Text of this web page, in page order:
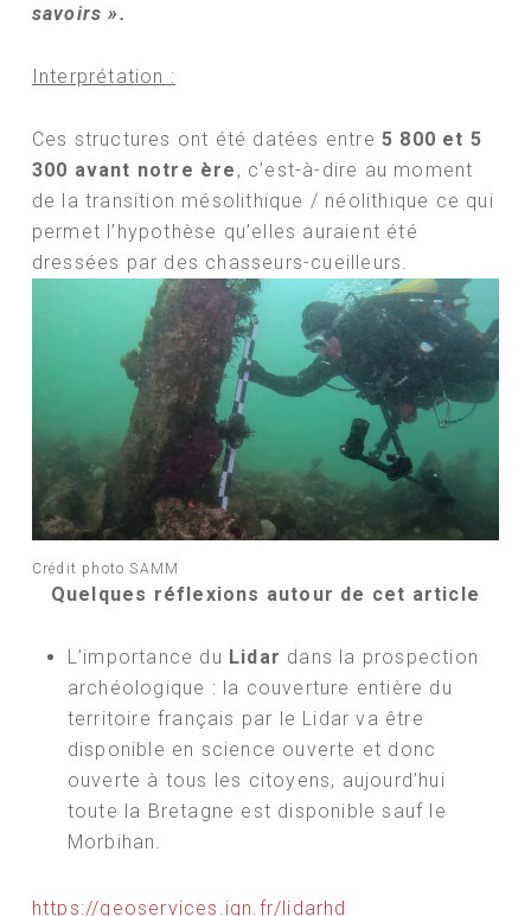
savoirs ».
Interprétation :
Ces structures ont été datées entre5 800 et 5
300 avant notre ère , c’est-à-dire au moment
de la transition mésolithique / néolithique ce qui
permet l’hypothèse qu’elles auraient été
dressées par des chasseurs-cueilleurs.
Crédit photo SAMM
Quelques réflexions autour de cet article
L’importance du Lidar dans la prospection
archéologique : la couverture entière du
territoire français par le Lidar va être
disponible en science ouverte et donc
ouverte à tous les citoyens, aujourd’hui
toute la Bretagne est disponible sauf le
Morbihan.
https://geoservices.ign.fr/lidarhd